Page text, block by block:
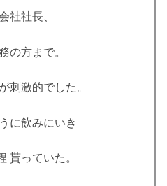
社社長、
の方まで。
刺激的でした。
に飲みにいき
貰っていた。